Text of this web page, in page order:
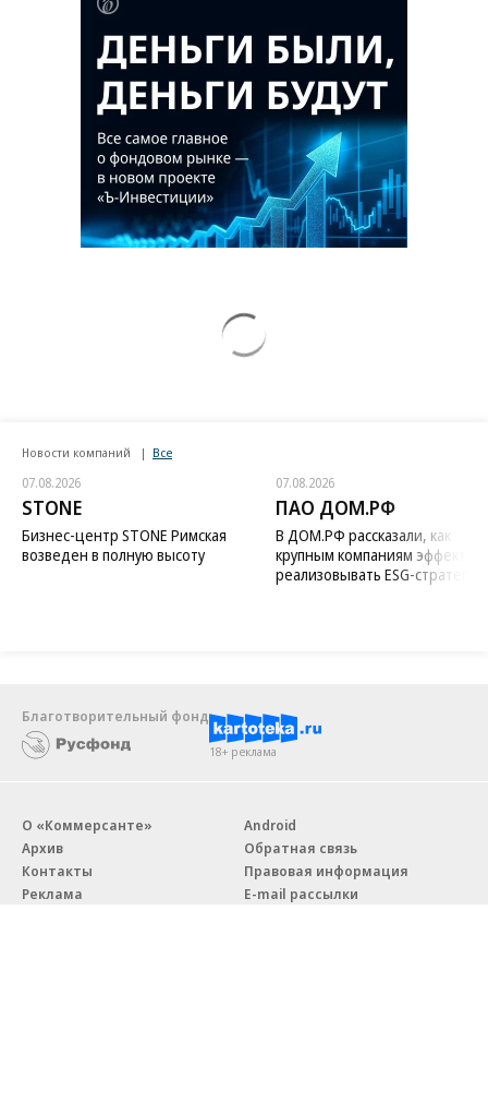
Новости компаний Все
07.08.2026
STONE
Бизнес-центр STONE Римская
возведен в полную высоту
07.08.2026
ПАО ДОМ.РФ
В ДОМ.РФ рассказали, как
крупным компаниям
реализовывать ESG-стратегию
Благотворительный фонд
18+ реклама
О «Коммерсанте»
Архив
Контакты
Реклама
Android
Обратная связь
Правовая информация
E-mail рассылки